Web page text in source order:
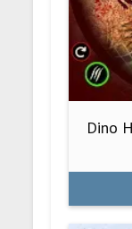
Dino